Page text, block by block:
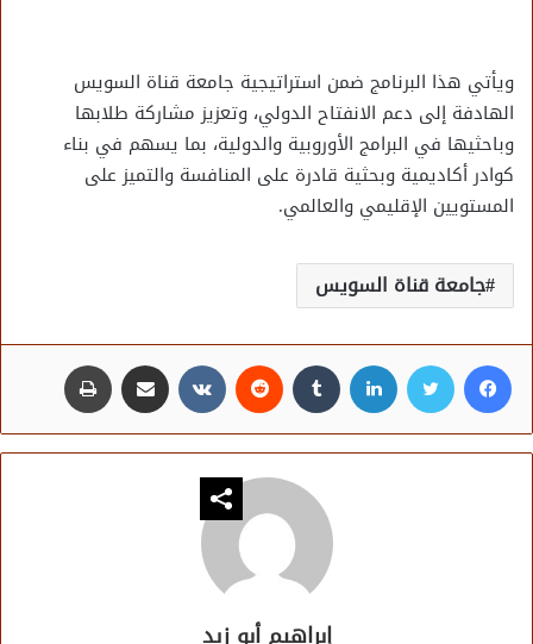
ويأتي هذا البرنامج ضمن استراتيجية جامعة قناة السويس
الهادفة إلى دعم الانفتاح الدولي، وتعزيز مشاركة طلابها
وباحثيها في البرامج الأوروبية والدولية، بما يسهم في بناء
كوادر أكاديمية وبحثية قادرة على المنافسة والتميز على
المستويين الإقليمي والعالمي.
جامعة قناة السويس
فيسبوك تويتر لينكدإن مشاركة عبر البريد